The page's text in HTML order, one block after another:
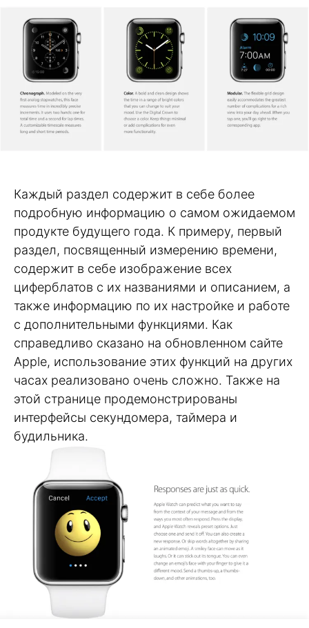
Каждый раздел содержит в себе более
подробную информацию о самом ожидаемом
продукте будущего года. К примеру, первый
раздел, посвященный измерению времени,
содержит в себе изображение всех
циферблатов с их названиями и описанием, а
также информацию по их настройке и работе
с дополнительными функциями. Как
справедливо сказано на обновленном сайте
Apple, использование этих функций на других
часах реализовано очень сложно. Также на
этой странице продемонстрированы
интерфейсы секундомера, таймера и
будильника.